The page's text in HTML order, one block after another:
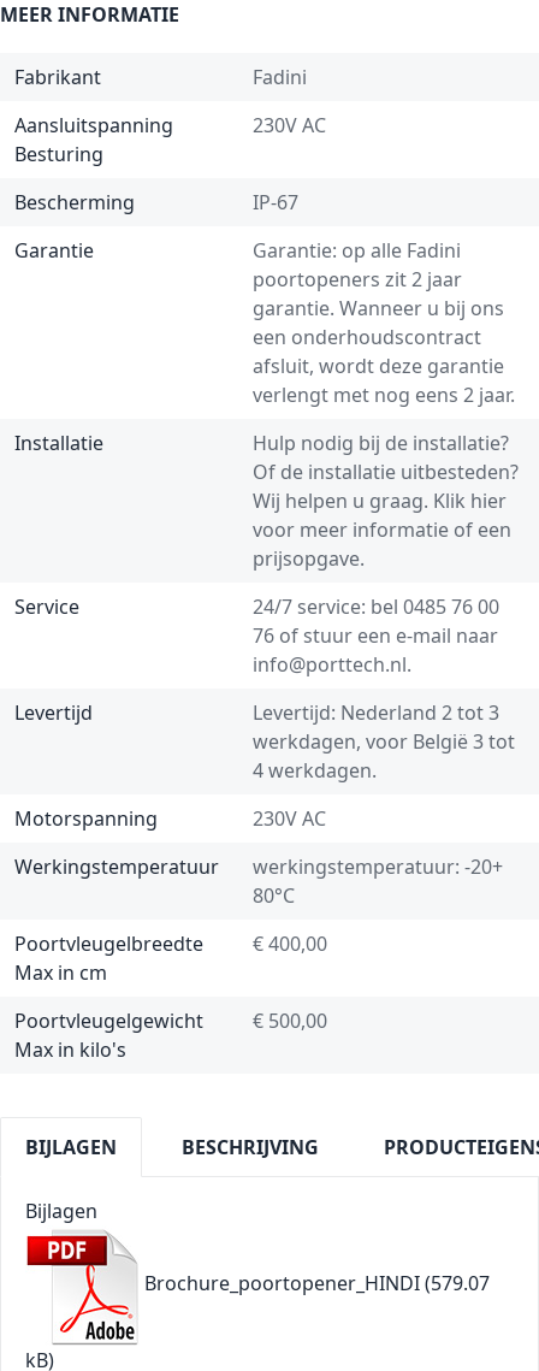
MEER INFORMATIE
Fabrikant
Fadini
Aansluitspanning
Besturing
230V AC
Bescherming
IP-67
Garantie
Garantie: op alle Fadini
poortopeners zit 2 jaar
garantie. Wanneer u bij ons
een onderhoudscontract
afsluit, wordt deze garantie
verlengt met nog eens 2 jaar.
Installatie
Hulp nodig bij de installatie?
Of de installatie uitbesteden?
Wij helpen u graag. Klik hier
voor meer informatie of een
prijsopgave.
Service
24/7 service: bel 0485 76 00
76 of stuur een e-mail naar
info@porttech.nl.
Levertijd
Levertijd: Nederland 2 tot 3
werkdagen, voor België 3 tot
4 werkdagen.
Motorspanning
230V AC
Werkingstemperatuur
werkingstemperatuur: -20+
80°C
Poortvleugelbreedte
Max in cm
€ 400,00
Poortvleugelgewicht
Max in kilo's
€ 500,00
BIJLAGEN BESCHRIJVING
Bijlagen
Brochure_poortopener_HINDI(579.07
kB)